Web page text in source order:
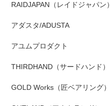
RAIDJAPAN（レイドジャパン）
アダスタ/ADUSTA
アユムプロダクト
THIRDHAND（サードハンド）
GOLD Works（匠ベアリング）